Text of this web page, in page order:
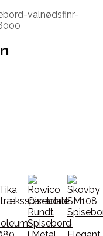
valnødsfinr-